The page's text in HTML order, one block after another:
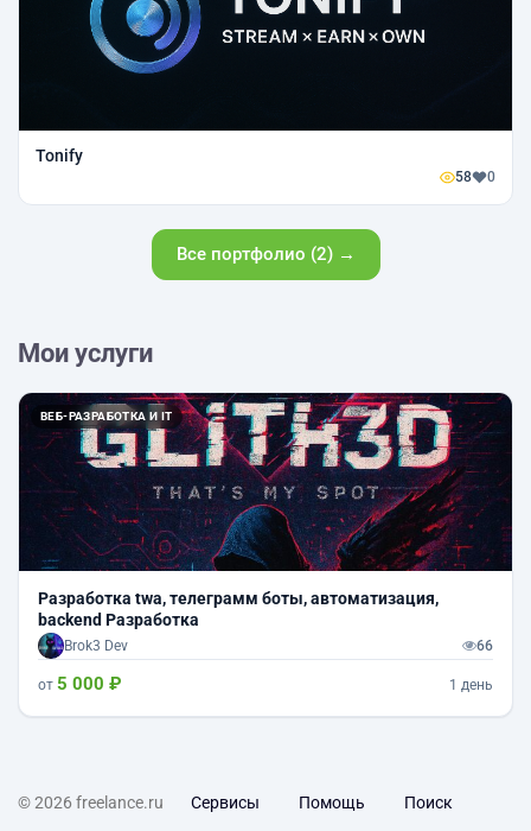
Tonify
58 0
Все портфолио (2) →
Мои услуги
ВЕБ-РАЗРАБОТКА И IT
Разработка twa, телеграмм боты, автоматизация,
backend Разработка
Brok3 Dev 66
от 5 000 ₽ 1 день
© 2026 freelance.ru Сервисы Помощь Поиск